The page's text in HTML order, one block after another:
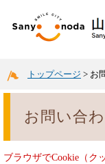
トップページ > お
お問い合
ブラウザでCookie（ク